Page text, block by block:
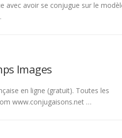
avec avoir se conjugue sur le
Images
en ligne (gratuit). Toutes les
www.conjugaisons.net …